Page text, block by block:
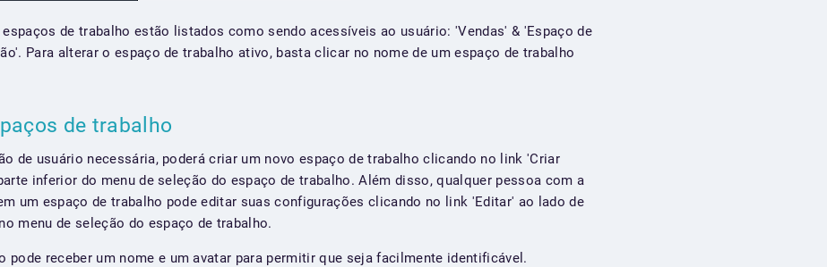
de trabalho estão listados como sendo acessíveis ao usuário: 'Vendas' & 'Espaço de
Para alterar o espaço de trabalho ativo, basta clicar no nome de um espaço de trabalho
de trabalho
de usuário necessária, poderá criar um novo espaço de trabalho clicando no link 'Criar
inferior do menu de seleção do espaço de trabalho. Além disso, qualquer pessoa com a
um espaço de trabalho pode editar suas configurações clicando no link 'Editar' ao lado de
menu de seleção do espaço de trabalho.
pode receber um nome e um avatar para permitir que seja facilmente identificável.